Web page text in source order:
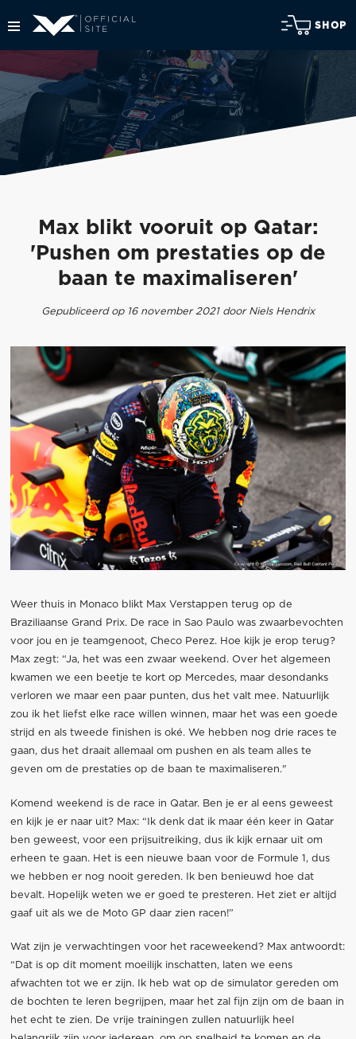
SHOP
Max blikt vooruit op Qatar:
'Pushen om prestaties op de
baan te maximaliseren'
Gepubliceerd op 16 november 2021 door Niels Hendrix
Weer thuis in Monaco blikt Max Verstappen terug op de
Braziliaanse Grand Prix. De race in Sao Paulo was zwaarbevochten
voor jou en je teamgenoot, Checo Perez. Hoe kijk je erop terug?
Max zegt: “Ja, het was een zwaar weekend. Over het algemeen
kwamen we een beetje te kort op Mercedes, maar desondanks
verloren we maar een paar punten, dus het valt mee. Natuurlijk
zou ik het liefst elke race willen winnen, maar het was een goede
strijd en als tweede finishen is oké. We hebben nog drie races te
gaan, dus het draait allemaal om pushen en als team alles te
geven om de prestaties op de baan te maximaliseren."
Komend weekend is de race in Qatar. Ben je er al eens geweest
en kijk je er naar uit? Max: “Ik denk dat ik maar één keer in Qatar
ben geweest, voor een prijsuitreiking, dus ik kijk ernaar uit om
erheen te gaan. Het is een nieuwe baan voor de Formule 1, dus
we hebben er nog nooit gereden. Ik ben benieuwd hoe dat
bevalt. Hopelijk weten we er goed te presteren. Het ziet er altijd
gaaf uit als we de Moto GP daar zien racen!”
Wat zijn je verwachtingen voor het raceweekend? Max antwoordt:
“Dat is op dit moment moeilijk inschatten, laten we eens
afwachten tot we er zijn. Ik heb wat op de simulator gereden om
de bochten te leren begrijpen, maar het zal fijn zijn om de baan in
het echt te zien. De vrije trainingen zullen natuurlijk heel